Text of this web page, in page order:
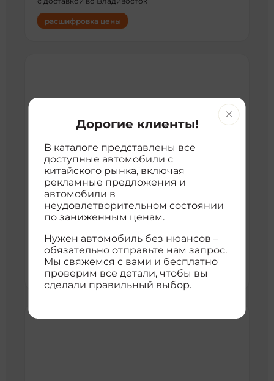
расшифровка цены
Eschmann
100 км 2026 г2026 trendy edition
Хэтчбек
Передний 23898920
984 302 ₽
с доставкой во Владивосток
расшифровка цены
Дорогие клиенты!
В каталоге представлены все
доступные автомобили с
китайского рынка, включая
рекламные предложения и
автомобили в
неудовлетворительном состоянии
по заниженным ценам.
Нужен автомобиль без нюансов –
обязательно отправьте нам запрос.
Мы свяжемся с вами и бесплатно
проверим все детали, чтобы вы
сделали правильный выбор.